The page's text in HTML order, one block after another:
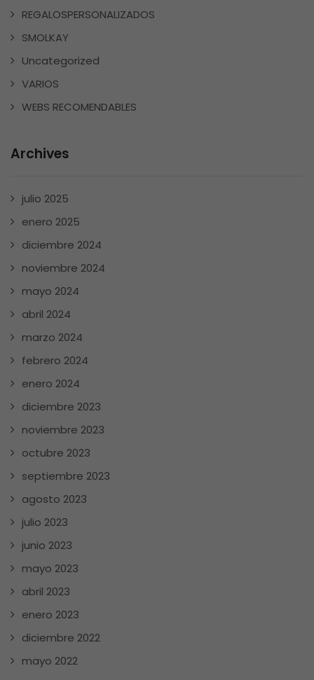
REGALOSPERSONALIZADOS
SMOLKAY
Uncategorized
VARIOS
WEBS RECOMENDABLES
Archives
julio 2025
enero 2025
diciembre 2024
noviembre 2024
mayo 2024
abril 2024
marzo 2024
febrero 2024
enero 2024
diciembre 2023
noviembre 2023
octubre 2023
septiembre 2023
agosto 2023
julio 2023
junio 2023
mayo 2023
abril 2023
enero 2023
diciembre 2022
mayo 2022